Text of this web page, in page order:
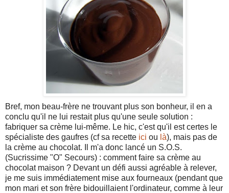
Bref, mon beau-frère ne trouvant plus son bonheur, il en a
conclu qu'il ne lui restait plus qu'une seule solution :
fabriquer sa crème lui-même. Le hic, c'est qu'il est certes le
spécialiste des gaufres (cf sa recette ici ou là), mais pas de
la crème au chocolat. Il m'a donc lancé un S.O.S.
(Sucrissime "O" Secours) : comment faire sa crème au
chocolat maison ? Devant un défi aussi agréable à relever,
je me suis immédiatement mise aux fourneaux (pendant que
mon mari et son frère bidouillaient l'ordinateur, comme à leur